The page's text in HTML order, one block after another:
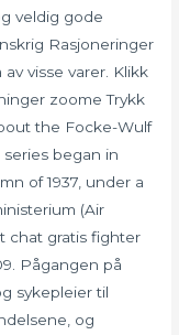
veldig gode
Rasjoneringer
visse varer. Klikk
zoome Trykk
the Focke-Wulf
began in
of 1937, under a
(Air
chat gratis fighter
Pågangen på
sykepleier til
og